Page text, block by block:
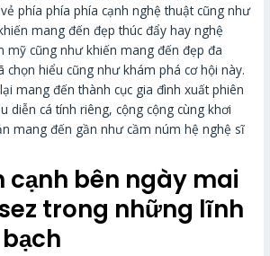
phía phía phía cạnh nghệ thuật cũng như
mang đến đẹp thúc đẩy hay nghệ
mỹ cũng như khiến mang đến đẹp đa
chọn hiểu cũng như khám phá cơ hội này.
mang đến thành cục gia đình xuất phiên
diễn cá tính riêng, cộng cộng cùng khơi
mang đến gần như cầm núm hệ nghệ sĩ
cạnh bên ngày mai
trong những lĩnh